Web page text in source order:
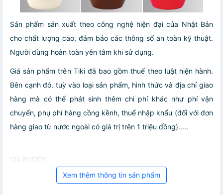
Sản phẩm sản xuất theo công nghệ hiện đại của Nhật Bản
cho chất lượng cao, đảm bảo các thông số an toàn kỹ thuật.
Người dùng hoàn toàn yên tâm khi sử dụng.
Giá sản phẩm trên Tiki đã bao gồm thuế theo luật hiện hành.
Bên cạnh đó, tuỳ vào loại sản phẩm, hình thức và địa chỉ giao
hàng mà có thể phát sinh thêm chi phí khác như phí vận
chuyển, phụ phí hàng cồng kềnh, thuế nhập khẩu (đối với đơn
hàng giao từ nước ngoài có giá trị trên 1 triệu đồng).....
Giá BUDDY
Xem thêm thông tin sản phẩm